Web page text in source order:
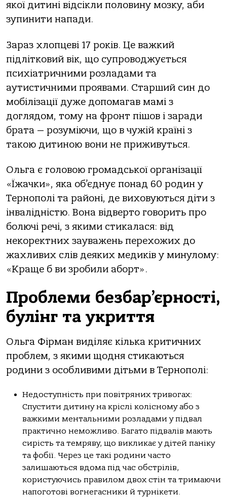
якої дитині відсікли половину мозку, аби
зупинити напади.
Зараз хлопцеві 17 років. Це важкий
підлітковий вік, що супроводжується
психіатричними розладами та
аутистичними проявами. Старший син до
мобілізації дуже допомагав мамі з
доглядом, тому на фронт пішов і заради
брата — розуміючи, що в чужій країні з
такою дитиною вони не приживуться.
Ольга є головою громадської організації
«Їжачки», яка об’єднує понад 60 родин у
Тернополі та районі, де виховуються діти з
інвалідністю. Вона відверто говорить про
болючі речі, з якими стикалася: від
некоректних зауважень перехожих до
жахливих слів деяких медиків у минулому:
«Краще б ви зробили аборт».
Проблеми безбар’єрності,
булінг та укриття
Ольга Фірман виділяє кілька критичних
проблем, з якими щодня стикаються
родини з особливими дітьми в Тернополі:
Недоступність при повітряних тривогах:
Спустити дитину на кріслі колісному або з
важкими ментальними розладами у підвал
практично неможливо. Багато підвалів мають
сирість та темряву, що викликає у дітей паніку
та фобії. Через це такі родини часто
залишаються вдома під час обстрілів,
користуючись правилом двох стін та тримаючи
напоготові вогнегасники й турнікети.